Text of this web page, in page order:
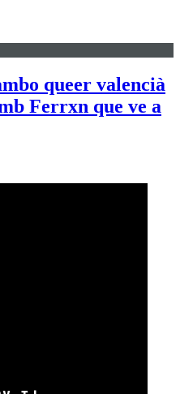
queer valencià
Ferrxn que ve a